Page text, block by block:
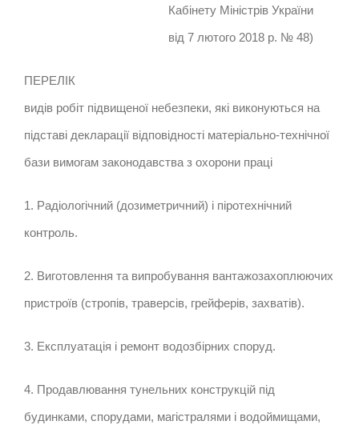
Кабінету Міністрів України
від 7 лютого 2018 р. № 48)
ПЕРЕЛІК
видів робіт підвищеної небезпеки, які виконуються на
підставі декларації відповідності матеріально-технічної
бази вимогам законодавства з охорони праці
1. Радіологічний (дозиметричний) і піротехнічний
контроль.
2. Виготовлення та випробування вантажозахоплюючих
пристроїв (стропів, траверсів, грейферів, захватів).
3. Експлуатація і ремонт водозбірних споруд.
4. Продавлювання тунельних конструкцій під
будинками, спорудами, магістралями і водоймищами,